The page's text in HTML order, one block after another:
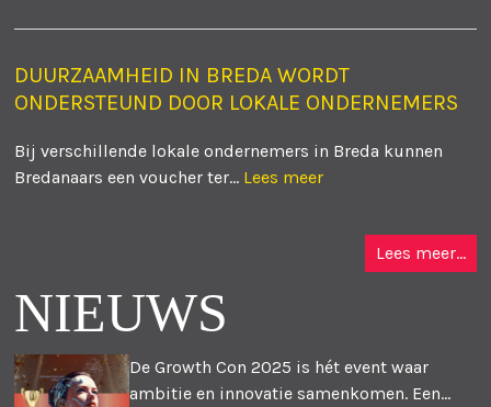
DUURZAAMHEID IN BREDA WORDT
ONDERSTEUND DOOR LOKALE ONDERNEMERS
Bij verschillende lokale ondernemers in Breda kunnen
Bredanaars een voucher ter... Lees meer
Lees meer...
NIEUWS
De Growth Con 2025 is hét event waar
ambitie en innovatie samenkomen. Een...